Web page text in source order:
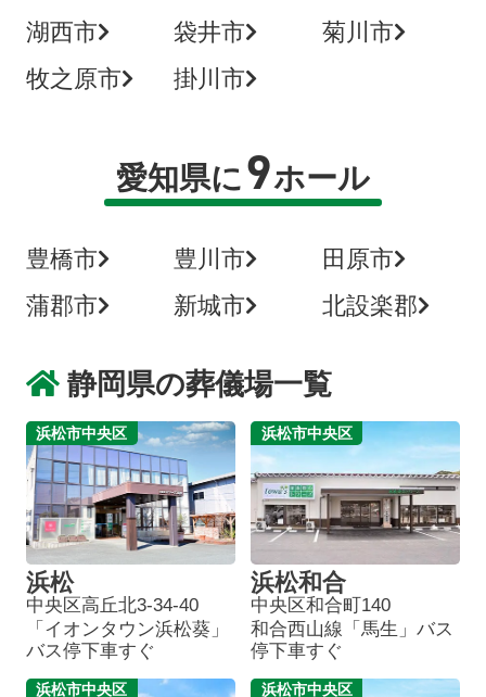
湖西市
袋井市
菊川市
牧之原市
掛川市
愛知県に9ホール
豊橋市 豊川市
田原市
蒲郡市
新城市 北設楽郡
静岡県の葬儀場一覧
浜松市中央区
浜松
中央区高丘北3-34-40
「イオンタウン浜松葵」
バス停下車すぐ
浜松市中央区
浜松和合
中央区和合町140
和合西山線「馬生」バス
停下車すぐ
浜松市中央区 浜松市中央区